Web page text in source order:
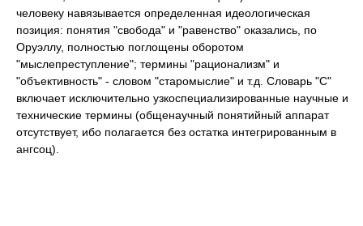
человеку навязывается определенная идеологическая
позиция: понятия "свобода" и "равенство" оказались, по
Оруэллу, полностью поглощены оборотом
"мыслепреступление"; термины "рационализм" и
"объективность" - словом "старомыслие" и т.д. Словарь "С"
включает исключительно узкоспециализированные научные и
технические термины (общенаучный понятийный аппарат
отсутствует, ибо полагается без остатка интегрированным в
ангсоц).